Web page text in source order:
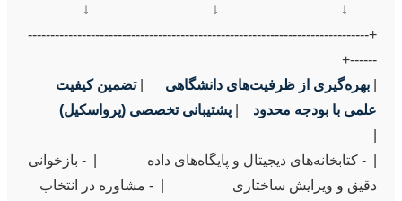
+----------------------------------------------------------------------------
بهره‌گیری از ظرفیت‌های دانشگاهی
      |
علمی با بودجه محدود
پشتیبانی تخصصی (پرواسکیل)